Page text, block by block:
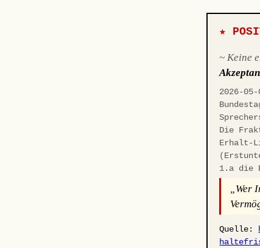
★
~ Keine
2026-
Die
Erhalt-
1.a die
„Wer
Quelle: